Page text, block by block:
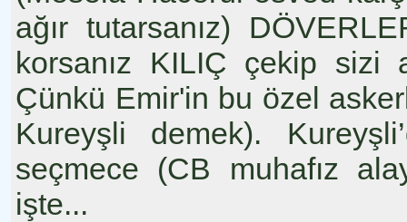
ağır tutarsanız)
korsanız KILIÇ çekip sizi
Çünkü Emir'in bu özel
Kureyşli demek).
seçmece (CB muhafız
işte...